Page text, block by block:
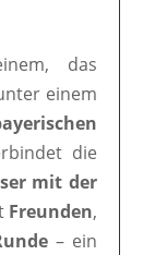
das
einem
die
mit der
Freunden,
– ein